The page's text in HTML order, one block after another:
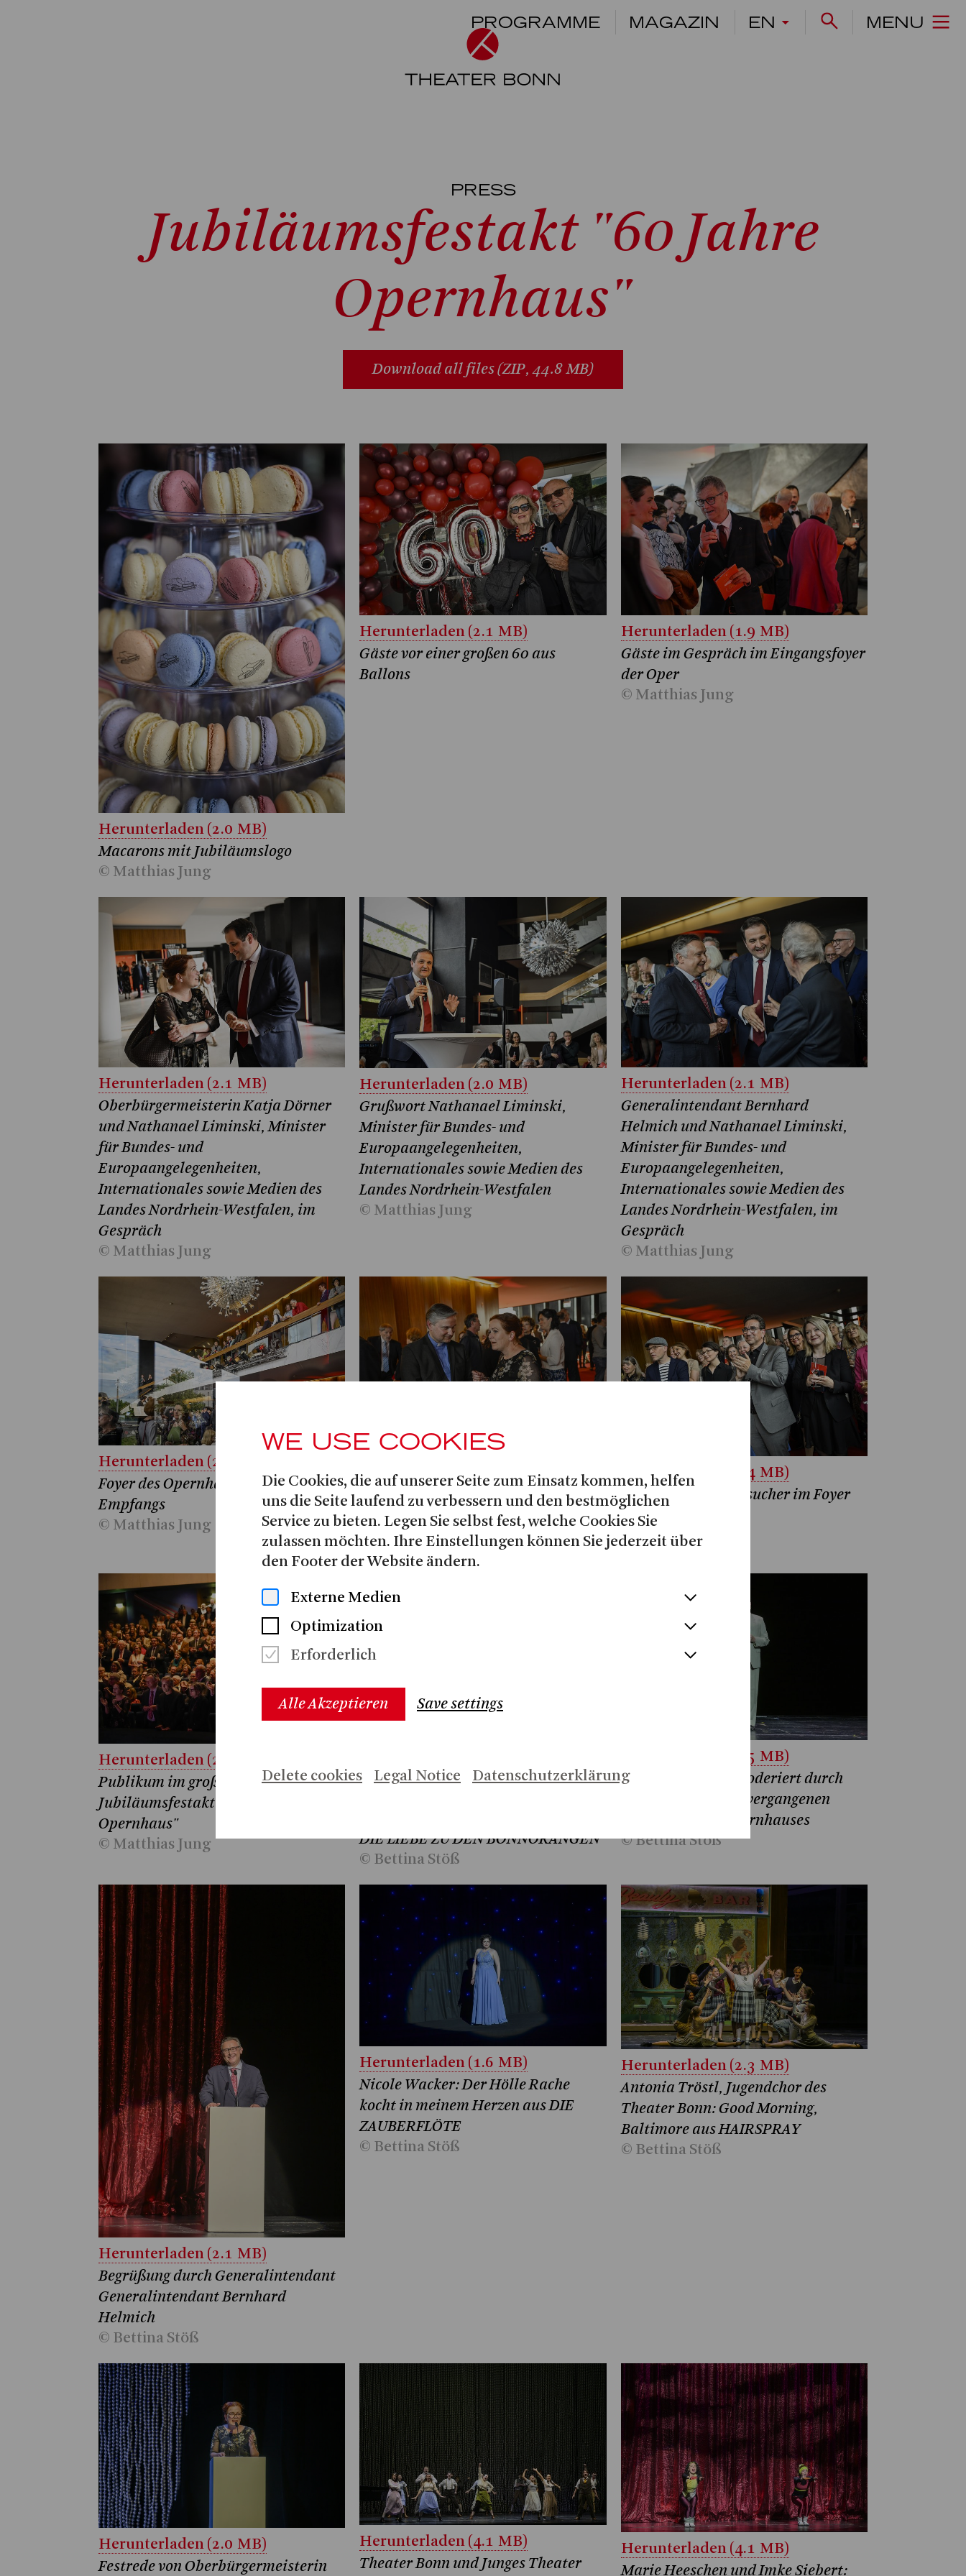
PROGRAMME MAGAZIN EN MENU
PRESS
Jubiläumsfestakt "60 Jahre
Opernhaus"
Download all files(ZIP, 44.8 MB)
Herunterladen (2.0 MB)
Macarons mit Jubiläumslogo
© Matthias Jung
Herunterladen (2.1 MB)
Gäste vor einer großen 60 aus
Ballons
Herunterladen (1.9 MB)
Gäste im Gespräch im Eingangsfoyer
der Oper
© Matthias Jung
Herunterladen (2.1 MB)
Oberbürgermeisterin Katja Dörner
und Nathanael Liminski, Minister
für Bundes- und
Europaangelegenheiten,
Internationales sowie Medien des
Landes Nordrhein-Westfalen, im
Gespräch
© Matthias Jung
Herunterladen (2.0 MB)
Grußwort Nathanael Liminski,
Minister für Bundes- und
Europaangelegenheiten,
Internationales sowie Medien des
Landes Nordrhein-Westfalen
© Matthias Jung
Herunterladen (2.1 MB)
Generalintendant Bernhard
Helmich und Nathanael Liminski,
Minister für Bundes- und
Europaangelegenheiten,
Internationales sowie Medien des
Landes Nordrhein-Westfalen, im
Gespräch
© Matthias Jung
Herunterladen (2.9 MB)
Foyer des Opernhauses während des
Empfangs
© Matthias Jung
Bonner Stadtdechant Markus
Hofmann im Gespräch mit
Oberbürgermeisterin Katja Dörner
© Matthias Jung
Herunterladen (2.4 MB)
Guido Deus und Besucher im Foyer
des Opernhauses
© Matthias Jung
Herunterladen (2.9 MB)
Publikum im großen Saal beim
Jubiläumsfestakt "60 Jahre
Opernhaus"
© Matthias Jung
Nico Gutu (Akkordeon), Tobias
DIE LIEBE ZU DEN BONNORANGEN
© Bettina Stöß
Herunterladen (1.5 MB)
Hanno Friedrich moderiert durch
den Abend und die vergangenen
Jahrzehnte des Opernhauses
© Bettina Stöß
Herunterladen (2.1 MB)
Begrüßung durch Generalintendant
Generalintendant Bernhard
Helmich
© Bettina Stöß
Herunterladen (1.6 MB)
Nicole Wacker: Der Hölle Rache
kocht in meinem Herzen aus DIE
ZAUBERFLÖTE
© Bettina Stöß
Herunterladen (2.3 MB)
Antonia Tröstl, Jugendchor des
Theater Bonn: Good Morning,
Baltimore aus HAIRSPRAY
© Bettina Stöß
Herunterladen (2.0 MB)
Festrede von Oberbürgermeisterin
Herunterladen (4.1 MB)
Theater Bonn und Junges Theater
Herunterladen (4.1 MB)
Marie Heeschen und Imke Siebert:
WE USE COOKIES
Die Cookies, die auf unserer Seite zum Einsatz kommen, helfen
uns die Seite laufend zu verbessern und den bestmöglichen
Service zu bieten. Legen Sie selbst fest, welche Cookies Sie
zulassen möchten. Ihre Einstellungen können Sie jederzeit über
den Footer der Website ändern.
Externe Medien
Optimization
Erforderlich
Alle Akzeptieren Save settings
Delete cookies Legal Notice Datenschutzerklärung